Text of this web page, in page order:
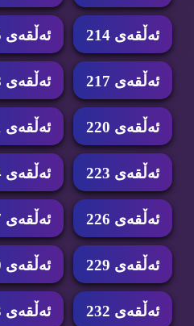
ئه‌ڵقه‌ی 214 ئه‌ڵقه‌ی 215
ئه‌ڵقه‌ی 217 ئه‌ڵقه‌ی 218
ئه‌ڵقه‌ی 220 ئه‌ڵقه‌ی 221
ئه‌ڵقه‌ی 223 ئه‌ڵقه‌ی 224
ئه‌ڵقه‌ی 226 ئه‌ڵقه‌ی 227
ئه‌ڵقه‌ی 229 ئه‌ڵقه‌ی 230
ئه‌ڵقه‌ی 232 ئه‌ڵقه‌ی 233